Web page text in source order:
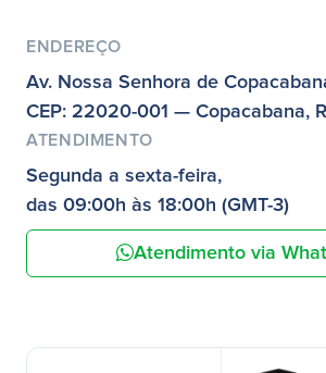
ENDEREÇO
Av. Nossa Senhora de
CEP: 22020-001 — Copacabana,
ATENDIMENTO
Segunda a sexta-feira,
das 09:00h às 18:00h (GMT-3)
Atendimento via